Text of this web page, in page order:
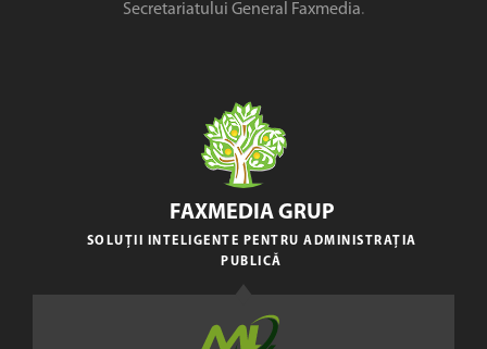
Secretariatului General Faxmedia.
FAXMEDIA GRUP
SOLUȚII INTELIGENTE PENTRU ADMINISTRAȚIA
PUBLICĂ